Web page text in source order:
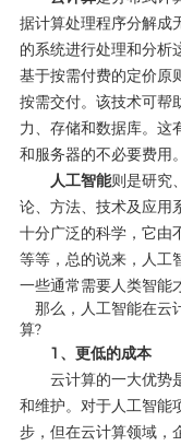
据计算处理程序分解成
的系统进行处理和分析
基于按需付费的定价原
按需交付。该技术可帮
力、存储和数据库。这
和服务器的不必要费用。
人工智能则是研究
论、方法、技术及应用
十分广泛的科学，它由
等等，总的说来，人工
一些通常需要人类智能
那么，人工智能在云
算?
1、更低的成本
云计算的一大优势是
和维护。对于人工智能
步，但在云计算领域，